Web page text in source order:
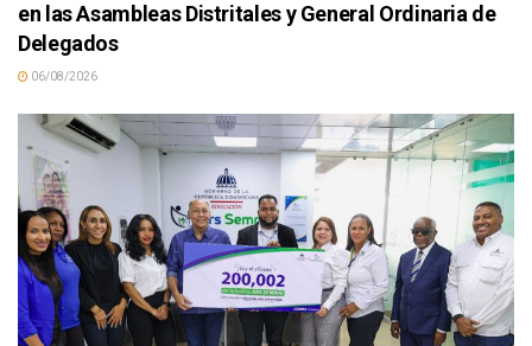
en las Asambleas Distritales y General Ordinaria de
Delegados
06/08/2026